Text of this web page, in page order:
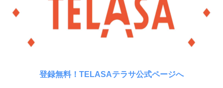
登録無料！TELASAテラサ公式ページへ